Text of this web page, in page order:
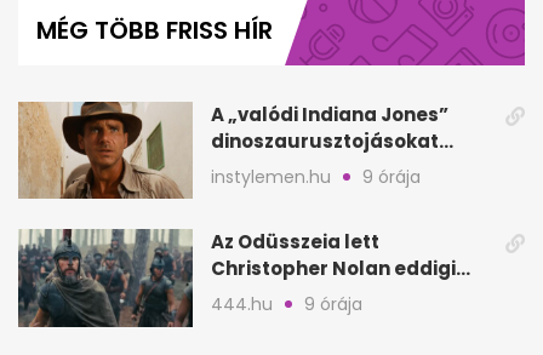
56
seconds
MÉG TÖBB FRISS HÍR
A „valódi Indiana Jones”
dinoszaurusztojásokat
talált a Góbi-sivatagban
instylemen.hu 9 órája
Az Odüsszeia lett
Christopher Nolan eddigi
legsikeresebb filmje
444.hu 9 órája